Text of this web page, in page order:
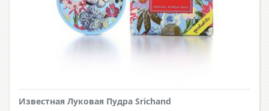
Известная Луковая Пудра Srichand